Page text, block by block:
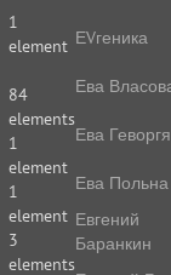
1
element
84
elements
1
element
1
element
3
elements
ЕVгеника
Ева
Ева
Ева Польна
Евгений
Баранкин